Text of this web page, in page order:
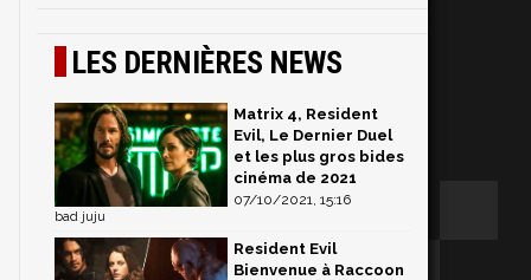
LES DERNIÈRES NEWS
Matrix 4, Resident
Evil, Le Dernier Duel
et les plus gros bides
cinéma de 2021
07/10/2021, 15:16
bad juju
Resident Evil
Bienvenue à Raccoon